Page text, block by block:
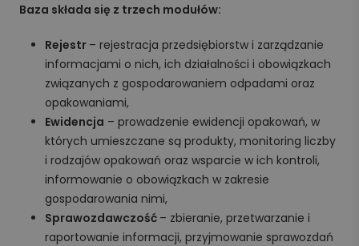
Baza składa się z trzech modułów:
Rejestr – rejestracja przedsiębiorstw i zarządzanie
informacjami o nich, ich działalności i obowiązkach
związanych z gospodarowaniem odpadami oraz
opakowaniami,
Ewidencja – prowadzenie ewidencji opakowań, w
których umieszczane są produkty, monitoring liczby
i rodzajów opakowań oraz wsparcie w ich kontroli,
informowanie o obowiązkach w zakresie
gospodarowania nimi,
Sprawozdawczość – zbieranie, przetwarzanie i
raportowanie informacji, przyjmowanie sprawozdań